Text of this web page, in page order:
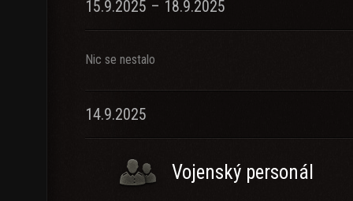
15.9.2025 – 18.9.2025
Nic se nestalo
14.9.2025
Vojenský personál